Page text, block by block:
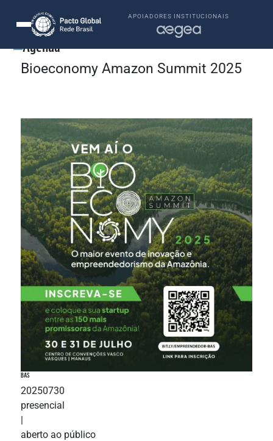
APOIADORES INSTITUCIONAIS
Agenda
Bioeconomy Amazon Summit 2025
BAS
20250730
presencial
|
aberto ao público